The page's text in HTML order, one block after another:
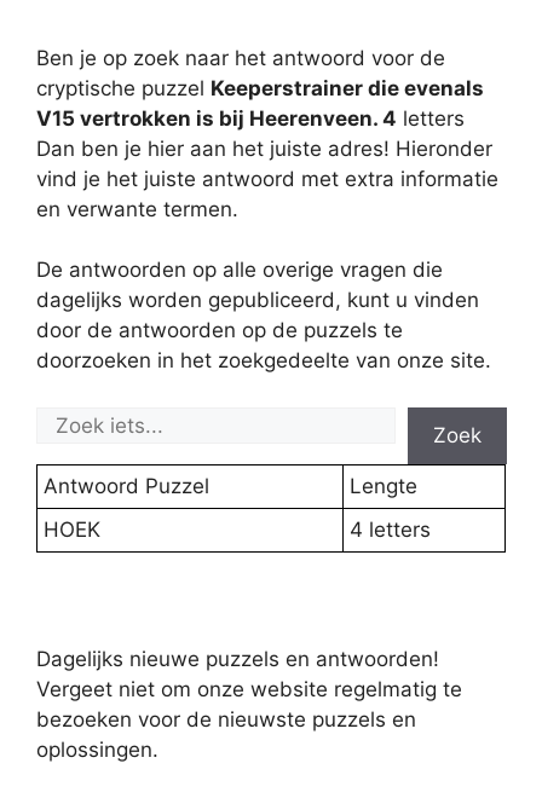
Ben je op zoek naar het antwoord voor de
cryptische puzzel Keeperstrainer die evenals
V15 vertrokken is bij Heerenveen. 4 letters
Dan ben je hier aan het juiste adres! Hieronder
vind je het juiste antwoord met extra informatie
en verwante termen.
De antwoorden op alle overige vragen die
dagelijks worden gepubliceerd, kunt u vinden
door de antwoorden op de puzzels te
doorzoeken in het zoekgedeelte van onze site.
Zoek
Antwoord Puzzel
Lengte
HOEK
4 letters
Dagelijks nieuwe puzzels en antwoorden!
Vergeet niet om onze website regelmatig te
bezoeken voor de nieuwste puzzels en
oplossingen.